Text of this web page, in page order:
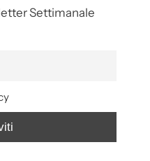
Settimanale